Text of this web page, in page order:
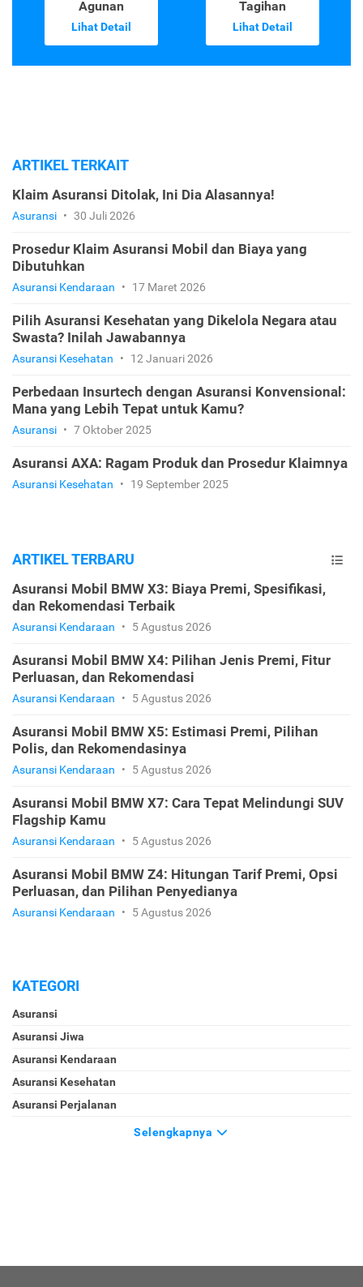
Agunan
Lihat Detail
Tagihan
Lihat Detail
ARTIKEL TERKAIT
Klaim Asuransi Ditolak, Ini Dia Alasannya!
Asuransi • 30 Juli 2026
Prosedur Klaim Asuransi Mobil dan Biaya yang
Dibutuhkan
Asuransi Kendaraan • 17 Maret 2026
Pilih Asuransi Kesehatan yang Dikelola Negara atau
Swasta? Inilah Jawabannya
Asuransi Kesehatan • 12 Januari 2026
Perbedaan Insurtech dengan Asuransi Konvensional:
Mana yang Lebih Tepat untuk Kamu?
Asuransi • 7 Oktober 2025
Asuransi AXA: Ragam Produk dan Prosedur Klaimnya
Asuransi Kesehatan • 19 September 2025
ARTIKEL TERBARU
Asuransi Mobil BMW X3: Biaya Premi, Spesifikasi,
dan Rekomendasi Terbaik
Asuransi Kendaraan • 5 Agustus 2026
Asuransi Mobil BMW X4: Pilihan Jenis Premi, Fitur
Perluasan, dan Rekomendasi
Asuransi Kendaraan • 5 Agustus 2026
Asuransi Mobil BMW X5: Estimasi Premi, Pilihan
Polis, dan Rekomendasinya
Asuransi Kendaraan • 5 Agustus 2026
Asuransi Mobil BMW X7: Cara Tepat Melindungi SUV
Flagship Kamu
Asuransi Kendaraan • 5 Agustus 2026
Asuransi Mobil BMW Z4: Hitungan Tarif Premi, Opsi
Perluasan, dan Pilihan Penyedianya
Asuransi Kendaraan • 5 Agustus 2026
KATEGORI
Asuransi
Asuransi Jiwa
Asuransi Kendaraan
Asuransi Kesehatan
Asuransi Perjalanan
Selengkapnya